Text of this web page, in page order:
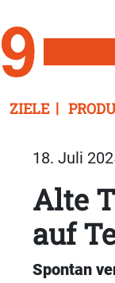
ZIELE
18. Juli
Alte
auf
Spontan